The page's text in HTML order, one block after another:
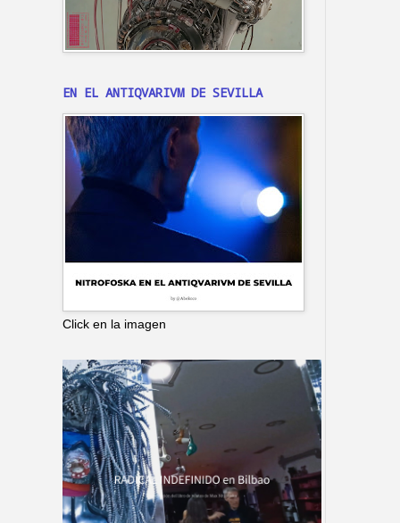
EN EL ANTIQVARIVM DE SEVILLA
Click en la imagen